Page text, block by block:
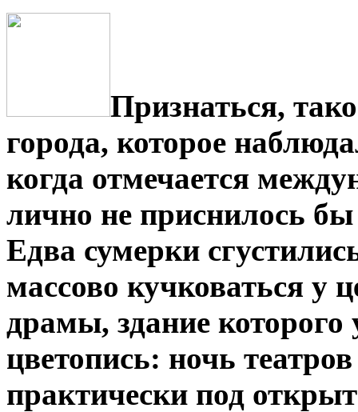
Признаться,
города, которое
когда отмечается
лично не приснилось
Едва сумерки
массово кучковаться у
драмы, здание
цветопись: ночь
практически под